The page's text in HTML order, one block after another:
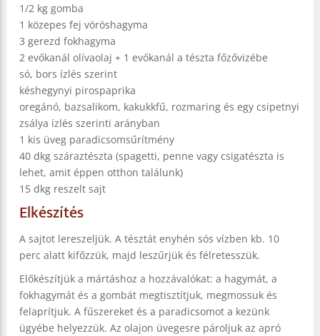
1/2 kg gomba
1 közepes fej vöröshagyma
3 gerezd fokhagyma
2 evőkanál olívaolaj + 1 evőkanál a tészta főzővizébe
só, bors ízlés szerint
késhegynyi pirospaprika
oregánó, bazsalikom, kakukkfű, rozmaring és egy csipetnyi
zsálya ízlés szerinti arányban
1 kis üveg paradicsomsűrítmény
40 dkg száraztészta (spagetti, penne vagy csigatészta is
lehet, amit éppen otthon találunk)
15 dkg reszelt sajt
Elkészítés
A sajtot lereszeljük. A tésztát enyhén sós vízben kb. 10
perc alatt kifőzzük, majd leszűrjük és félretesszük.
Előkészítjük a mártáshoz a hozzávalókat: a hagymát, a
fokhagymát és a gombát megtisztítjuk, megmossuk és
felaprítjuk. A fűszereket és a paradicsomot a kezünk
ügyébe helyezzük. Az olajon üvegesre pároljuk az apró